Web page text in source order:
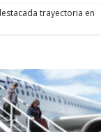
trayectoria en